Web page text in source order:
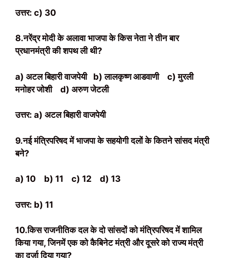
उत्तर: c) 30
8.नरेंद्र मोदी के अलावा भाजपा के किस नेता ने तीन बार
प्रधानमंत्री की शपथ ली थी?
a) अटल बिहारी वाजपेयी b) लालकृष्ण आडवाणी c) मुरली
मनोहर जोशी d) अरुण जेटली
उत्तर: a) अटल बिहारी वाजपेयी
9.नई मंत्रिपरिषद में भाजपा के सहयोगी दलों के कितने सांसद मंत्री
बने?
a) 10 b) 11 c) 12 d) 13
उत्तर: b) 11
10.किस राजनीतिक दल के दो सांसदों को मंत्रिपरिषद में शामिल
किया गया, जिनमें एक को कैबिनेट मंत्री और दूसरे को राज्य मंत्री
का दर्जा दिया गया?